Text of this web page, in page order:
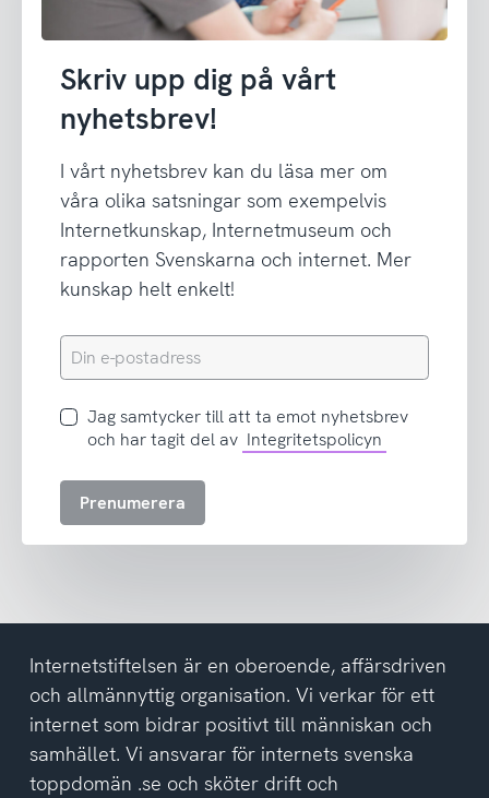
Skriv upp dig på vårt
nyhetsbrev!
I vårt nyhetsbrev kan du läsa mer om
våra olika satsningar som exempelvis
Internetkunskap, Internetmuseum och
rapporten Svenskarna och internet. Mer
kunskap helt enkelt!
Din
e-
Jag
samtycker
att
del
av
integritetspolicyn
Jag samtycker till att ta emot nyhetsbrev
och har tagit del av Integritetspolicyn
Prenumerera
Internetstiftelsen är en oberoende, affärsdriven
och allmännyttig organisation. Vi verkar för ett
internet som bidrar positivt till människan och
samhället. Vi ansvarar för internets svenska
toppdomän .se och sköter drift och